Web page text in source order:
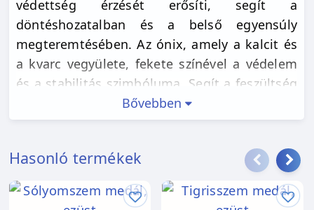
védettség érzését erősíti, segít a
döntéshozatalban és a belső egyensúly
megteremtésében. Az ónix, amely a kalcit és
a kvarc vegyülete, fekete színével a védelem
és a stabilitás szimbóluma. Segít a feszültség
és a stressz csökkentésében, valamint erősíti
az önbizalmat. A hematit vas-oxidból áll,
érzetét nyújtja. Lelki hatásai közé tartozik a
logika és a vitalitás növelése, negatív
energiák elnyelése.
Bővebben
Hasonló termékek